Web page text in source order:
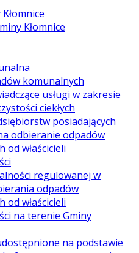
Kłomnice
komunalnych
usługi w zakresie
ciekłych
posiadających
odbieranie odpadów
od właścicieli
regulowanej w
odpadów
od właścicieli
na terenie Gminy
na podstawie